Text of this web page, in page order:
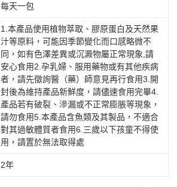
每天一包
1.本產品使用植物萃取、膠原蛋白及天然果
汁等原料，可能因季節變化而口感略微不
同，如有色澤差異或沉澱物屬正常現象,請
安心食用2.孕乳婦、服用藥物或有其他疾病
者，請先徵詢醫（藥）師意見再行食用3.開
封後為維持產品新鮮度，請儘速食用完畢4.
產品若有破裂、滲漏或不正常膨脹等現象，
請勿食用5.本產品含魚類及其製品，不適合
對其過敏體質者食用6.三歲以下孩童不得使
用，請置於無法取得處
2年